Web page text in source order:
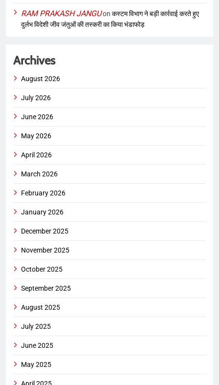
RAM PRAKASH JANGUon कस्टम विभाग ने बड़ी कार्रवाई करते हुए
दुर्लभ विदेशी जीव जंतुओं की तस्करी का किया भंडाफोड़
Archives
August 2026
July 2026
June 2026
May 2026
April 2026
March 2026
February 2026
January 2026
December 2025
November 2025
October 2025
September 2025
August 2025
July 2025
June 2025
May 2025
April 2025